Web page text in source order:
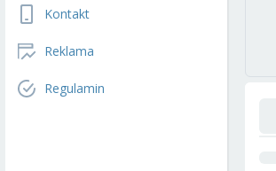
Kontakt
Reklama
Regulamin